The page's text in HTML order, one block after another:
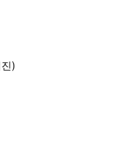
)